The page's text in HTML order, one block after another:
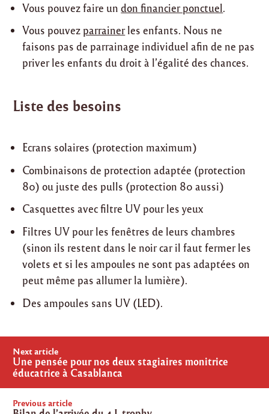
Vous pouvez faire undon financier ponctuel.
Vous pouvez parrainerles enfants. Nous ne
faisons pas de parrainage individuel afin de ne pas
priver les enfants du droit à l’égalité des chances.
Liste des besoins
Ecrans solaires (protection maximum)
Combinaisons de protection adaptée (protection
80) ou juste des pulls (protection 80 aussi)
Casquettes avec filtre UV pour les yeux
Filtres UV pour les fenêtres de leurs chambres
(sinon ils restent dans le noir car il faut fermer les
volets et si les ampoules ne sont pas adaptées on
peut même pas allumer la lumière).
Des ampoules sans UV (LED).
Post
navigation
Previous article
Next article
Une pensée pour nos deux stagiaires monitrice
éducatrice à Casablanca